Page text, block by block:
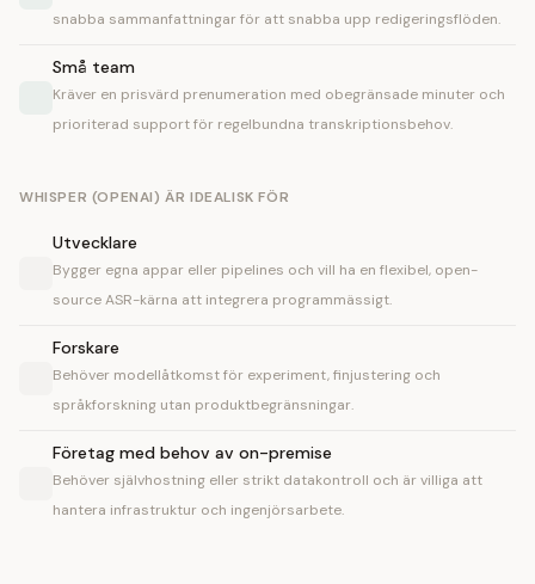
snabba sammanfattningar för att snabba upp redigeringsflöden.
Små team
Kräver en prisvärd prenumeration med obegränsade minuter och
prioriterad support för regelbundna transkriptionsbehov.
WHISPER (OPENAI) ÄR IDEALISK FÖR
Utvecklare
Bygger egna appar eller pipelines och vill ha en flexibel, open-
source ASR-kärna att integrera programmässigt.
Forskare
Behöver modellåtkomst för experiment, finjustering och
språkforskning utan produktbegränsningar.
Företag med behov av on-premise
Behöver självhostning eller strikt datakontroll och är villiga att
hantera infrastruktur och ingenjörsarbete.